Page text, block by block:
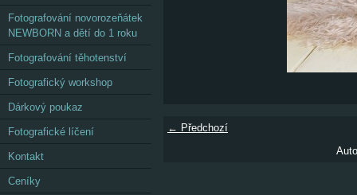
← Předchozí
Fotografování novorozeňátek
NEWBORN a dětí do 1 roku
Fotografování těhotenství
Fotografický workshop
Dárkový poukaz
Fotografické líčení
Kontakt
Ceníky